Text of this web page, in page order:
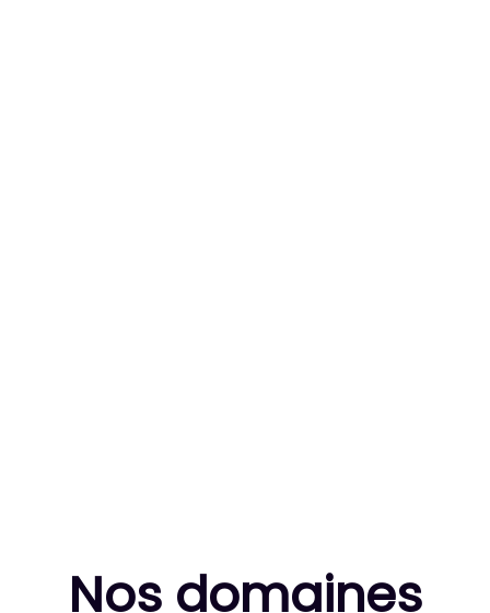
Nos domaines